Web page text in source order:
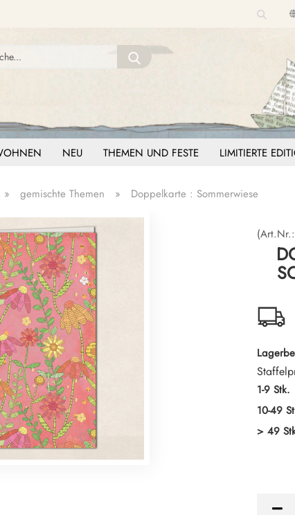
Sprache auswählen
Passwort
Passwort vergessen?
Suche...
NEU THEMEN UND FESTE LIMITIERTE
» gemischte Themen » Doppelkarte : Sommerwiese
(Art.Nr.:
1-9 Stk.
10-49
> 49